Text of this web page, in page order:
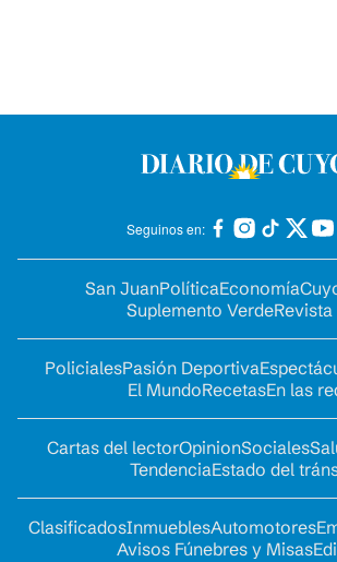
Seguinos en:
San JuanPolíticaEconomía
Suplemento VerdeRevista
PolicialesPasión Deportiva
El MundoRecetasEn las
Cartas del lectorOpinionSociales
TendenciaEstado del
ClasificadosInmueblesAutomotores
Avisos Fúnebres y Misas